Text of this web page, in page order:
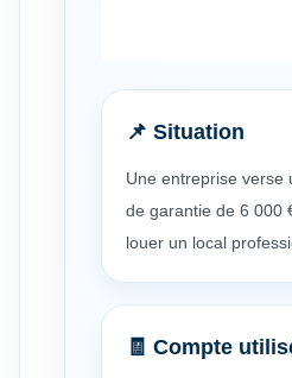
📌 Situation
Une entreprise verse
de garantie de 6 000
louer un local
🧾 Compte